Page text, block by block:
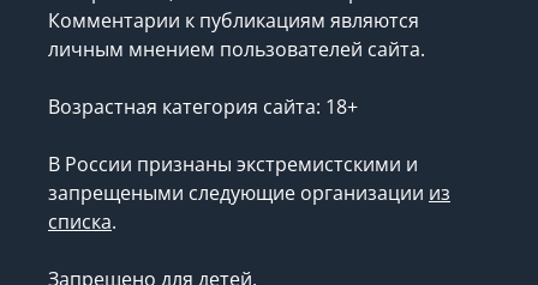
Комментарии к публикациям являются
личным мнением пользователей сайта.
Возрастная категория сайта: 18+
В России признаны экстремистскими и
запрещеными следующие организации из
списка.
Запрещено для детей.